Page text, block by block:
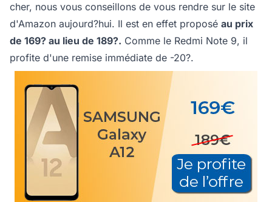
cher, nous vous conseillons de vous rendre sur le site
d'Amazon aujourd?hui. Il est en effet proposé au prix
de 169? au lieu de 189?. Comme le Redmi Note 9, il
profite d'une remise immédiate de -20?.